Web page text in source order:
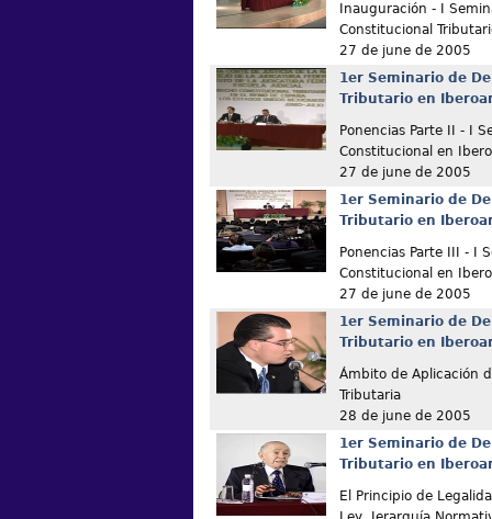
Inauguración - I
Constitucional
27 de june de 2005
1er Seminario de
Tributario en
Ponencias Parte II - I
Constitucional en
27 de june de 2005
1er Seminario de
Tributario en
Ponencias Parte III - I
Constitucional en
27 de june de 2005
1er Seminario de
Tributario en
Ámbito de Aplicación
Tributaria
28 de june de 2005
1er Seminario de
Tributario en
El Principio de